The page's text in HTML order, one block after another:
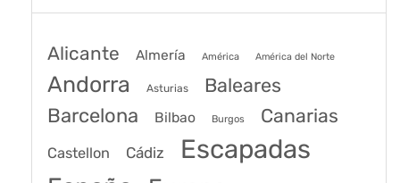
Alicante Almería América América del Norte
Andorra Asturias Baleares
Barcelona Bilbao Burgos Canarias
Castellon Cádiz Escapadas